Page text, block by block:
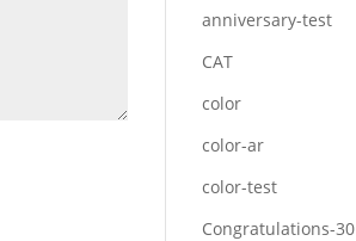
anniversary-test
CAT
color
color-ar
color-test
Congratulations-30